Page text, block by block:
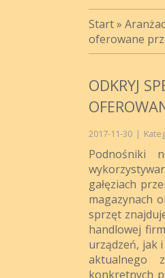
Start»
oferowane
ODKRYJ
2017-11-30 |
Podnośniki
gałęziach
magazynach
sprzęt
handlowej
urządzeń, jak
aktualnego
konkretnych